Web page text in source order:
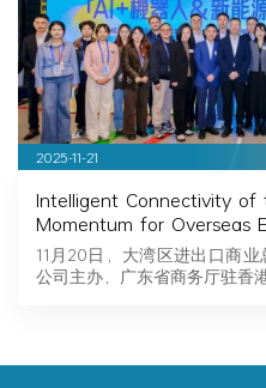
2025-11-21
Intelligent Connectivity
Momentum for Overseas
Energy Industry
Held in Hong Kong
11月20日，大湾区进出口商
公司主办，广东省商务厅驻香